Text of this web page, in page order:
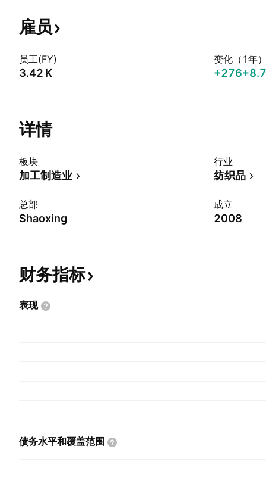
雇员
员工(FY)
‪3.42 K‬
变化（1年
+276
详情
板块
加工制造业
行业
纺织品
总部
Shaoxing
成立
2008
财务指标
表现
债务水平和覆盖范围